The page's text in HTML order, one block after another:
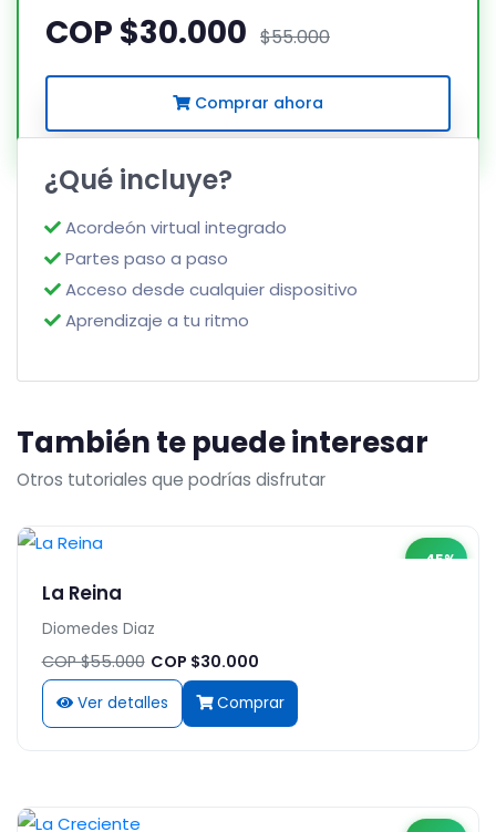
COP $30.000 $55.000
Comprar ahora
¿Qué incluye?
Acordeón virtual integrado
Partes paso a paso
Acceso desde cualquier dispositivo
Aprendizaje a tu ritmo
También te puede interesar
Otros tutoriales que podrías disfrutar
-45%
La Reina
Diomedes Diaz
COP $55.000 COP $30.000
Ver detalles Comprar